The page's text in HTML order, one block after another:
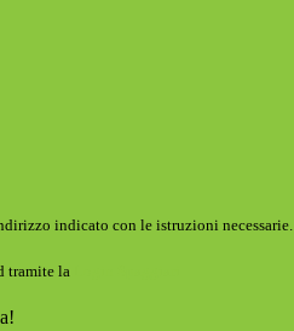
indicato con le istruzioni necessarie.
tramite la